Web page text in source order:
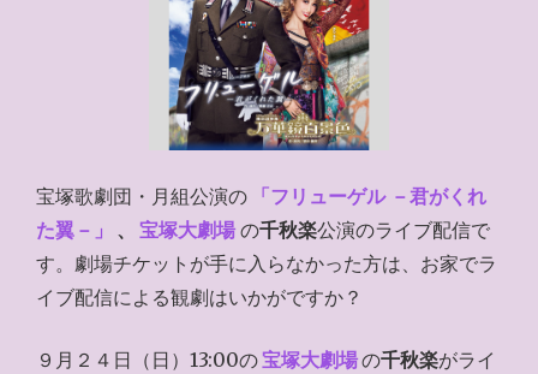
宝塚歌劇団・月組公演の 「フリューゲル －君がくれ
た翼－」
、 宝塚大劇場 の千秋楽公演のライブ配信で
す。劇場チケットが手に入らなかった方は、お家でラ
イブ配信による観劇はいかがですか？
９月２４日（日）13:00の宝塚大劇場の千秋楽がライ